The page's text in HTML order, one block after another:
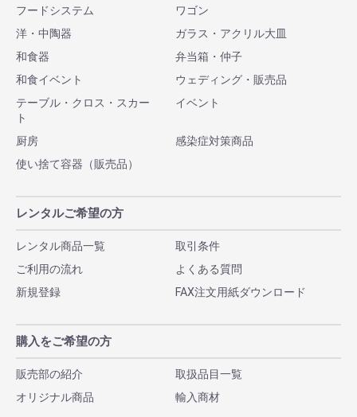
フードシステム
ワゴン
洋・中陶器
ガラス・アクリル大皿
和食器
弁当箱・仲子
和食イベント
ウェディング・販売品
テーブル・クロス・スカー
ト
イベント
厨房
感染症対策商品
使い捨て容器（販売品）
レンタルご希望の方
レンタル商品一覧
取引条件
ご利用の流れ
よくある質問
新規登録
FAX注文用紙ダウンロード
購入をご希望の方
販売部の紹介
取扱品目一覧
オリジナル商品
輸入商材